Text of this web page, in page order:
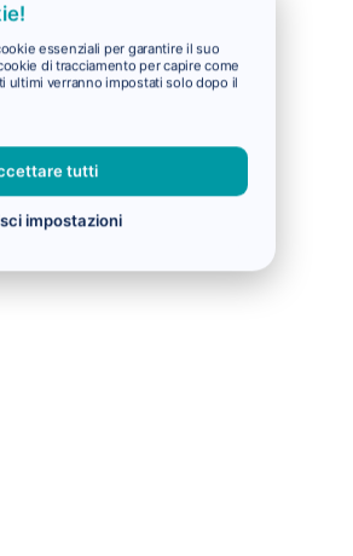
essenziali per garantire il suo
di tracciamento per capire come
ultimi verranno impostati solo dopo il
tutti
impostazioni